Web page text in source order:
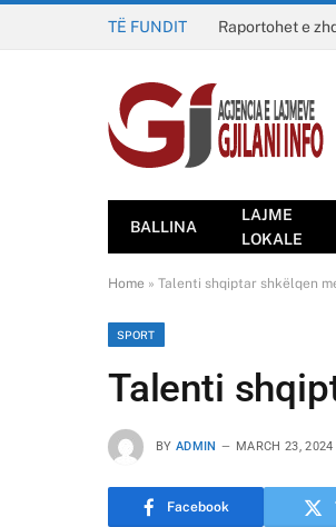
TË FUNDIT Raportohet e
BALLINA
LAJME
LOKALE
Home » Talenti shqiptar shkëlqen
SPORT
Talenti
BY ADMIN MARCH 23, 2024
Facebook